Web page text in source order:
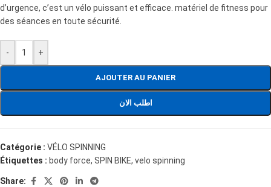
d’urgence, c’est un vélo puissant et efficace. matériel de fitness pour
des séances en toute sécurité.
- +
AJOUTER AU PANIER
اطلب الان
Catégorie : VÉLO SPINNING
Étiquettes : body force, SPIN BIKE, velo spinning
Share: